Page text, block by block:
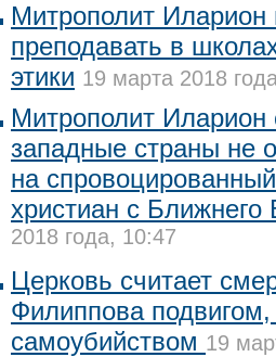
Митрополит Иларион
преподавать в
этики 19 марта 2018
Митрополит Иларион
западные страны не
на
христиан с Ближнего
2018 года, 10:47
Церковь считает
Филиппова
самоубийством 19